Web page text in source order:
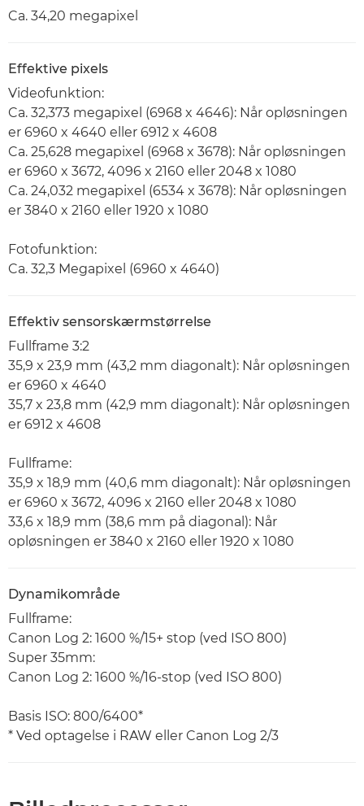
Ca. 34,20 megapixel
Effektive pixels
Videofunktion:
Ca. 32,373 megapixel (6968 x 4646): Når opløsningen
er 6960 x 4640 eller 6912 x 4608
Ca. 25,628 megapixel (6968 x 3678): Når opløsningen
er 6960 x 3672, 4096 x 2160 eller 2048 x 1080
Ca. 24,032 megapixel (6534 x 3678): Når opløsningen
er 3840 x 2160 eller 1920 x 1080
Fotofunktion:
Ca. 32,3 Megapixel (6960 x 4640)
Effektiv sensorskærmstørrelse
Fullframe 3:2
35,9 x 23,9 mm (43,2 mm diagonalt): Når opløsningen
er 6960 x 4640
35,7 x 23,8 mm (42,9 mm diagonalt): Når opløsningen
er 6912 x 4608
Fullframe:
35,9 x 18,9 mm (40,6 mm diagonalt): Når opløsningen
er 6960 x 3672, 4096 x 2160 eller 2048 x 1080
33,6 x 18,9 mm (38,6 mm på diagonal): Når
opløsningen er 3840 x 2160 eller 1920 x 1080
Dynamikområde
Fullframe:
Canon Log 2: 1600 %/15+ stop (ved ISO 800)
Super 35mm:
Canon Log 2: 1600 %/16-stop (ved ISO 800)
Basis ISO: 800/6400*
* Ved optagelse i RAW eller Canon Log 2/3